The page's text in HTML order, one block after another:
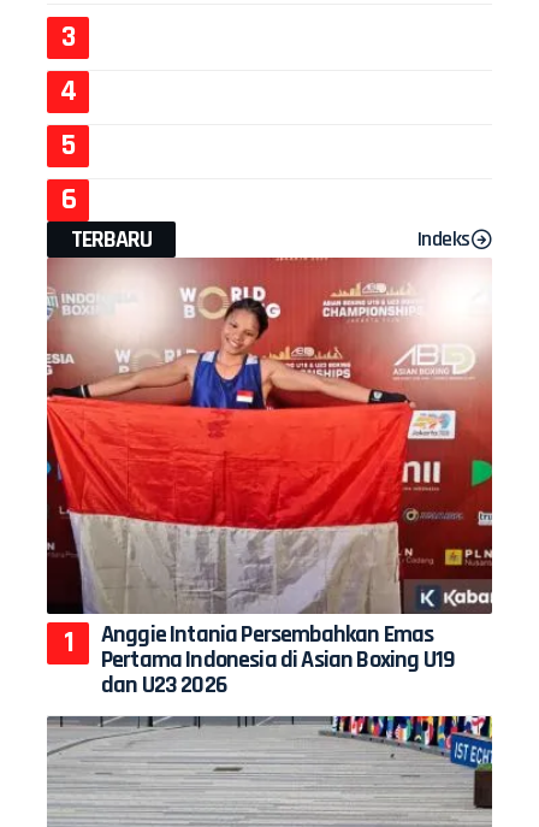
TERBARU Indeks
Anggie Intania Persembahkan Emas
Pertama Indonesia di Asian Boxing U19
dan U23 2026